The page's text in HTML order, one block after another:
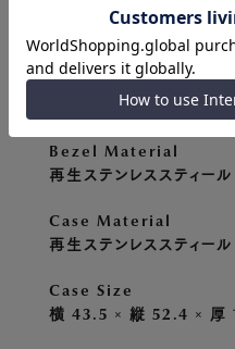
対応サイズ
41 mm
互換性
Apple Watch Series
Bezel Material
再生ステンレススティール
Case Material
再生ステンレススティール
Case Size
横 43.5 × 縦 52.4 × 厚